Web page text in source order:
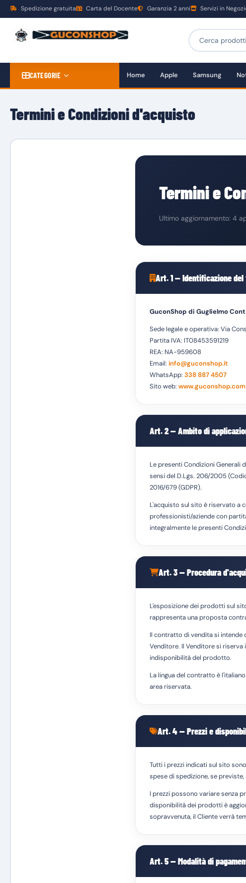
Spedizione gratuita Carta del Docente Garanzia 2 anni Servizi in
CATEGORIE Home Apple Samsung
Termini e Condizioni d'acquisto
Termini e
Ultimo aggiornamento: 4
Art. 1 — Identificazione
GuconShop di Guglielmo
Sede legale e operativa: Via
Partita IVA: IT08453591219
REA: NA-959608
Email: info@guconshop.it
WhatsApp: 338 887 4507
Sito web: www.guconshop.com
Art. 2 — Ambito di
Le presenti Condizioni
sensi del D.Lgs. 206/2005
2016/679 (GDPR).
L'acquisto sul sito è riservato a
professionisti/aziende con
integralmente le presenti
Art. 3 — Procedura
L'esposizione dei prodotti sul
rappresenta una proposta
Il contratto di vendita si intende
Venditore. Il Venditore si
indisponibilità del prodotto.
La lingua del contratto è
area riservata.
Art. 4 — Prezzi e
Tutti i prezzi indicati sul sito
spese di spedizione, se
I prezzi possono variare senza
disponibilità dei prodotti è
sopravvenuta, il Cliente verrà
Art. 5 — Modalità di